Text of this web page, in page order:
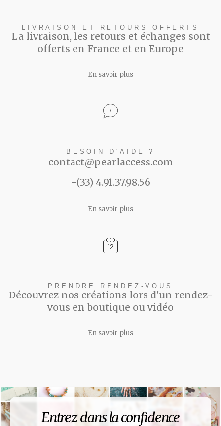
LIVRAISON ET RETOURS OFFERTS
La livraison, les retours et échanges sont
offerts en France et en Europe
En savoir plus
BESOIN D'AIDE ?
contact@pearlaccess.com
+(33) 4.91.37.98.56
En savoir plus
PRENDRE RENDEZ-VOUS
Découvrez nos créations lors d'un rendez-
vous en boutique ou vidéo
En savoir plus
Entrez dans la confidence